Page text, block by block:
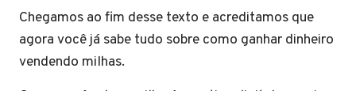
Chegamos ao fim desse texto e acreditamos que
agora você já sabe tudo sobre como ganhar dinheiro
vendendo milhas.